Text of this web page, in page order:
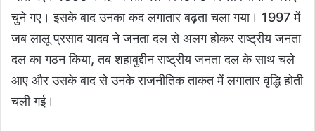
चुने गए। इसके बाद उनका कद लगातार बढ़ता चला गया। 1997 में
जब लालू प्रसाद यादव ने जनता दल से अलग होकर राष्ट्रीय जनता
दल का गठन किया, तब शहाबुद्दीन राष्ट्रीय जनता दल के साथ चले
आए और उसके बाद से उनके राजनीतिक ताकत में लगातार वृद्धि होती
चली गई।